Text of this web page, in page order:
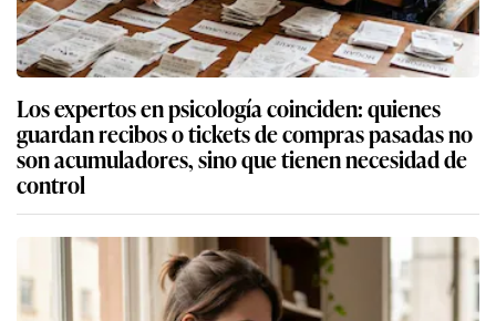
Los expertos en psicología coinciden: quienes
guardan recibos o tickets de compras pasadas no
son acumuladores, sino que tienen necesidad de
control